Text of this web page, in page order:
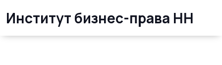
Институт бизнес-права НН